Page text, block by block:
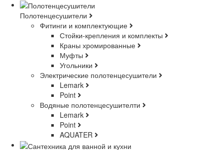
Полотенцесушители
Фитинги и комплектующие
Стойки-крепления и комплекты
Краны хромированные
Муфты
Угольники
Электрические полотенцесушители
Lemark
Point
Водяные полотенцесушителти
Lemark
Point
AQUATER